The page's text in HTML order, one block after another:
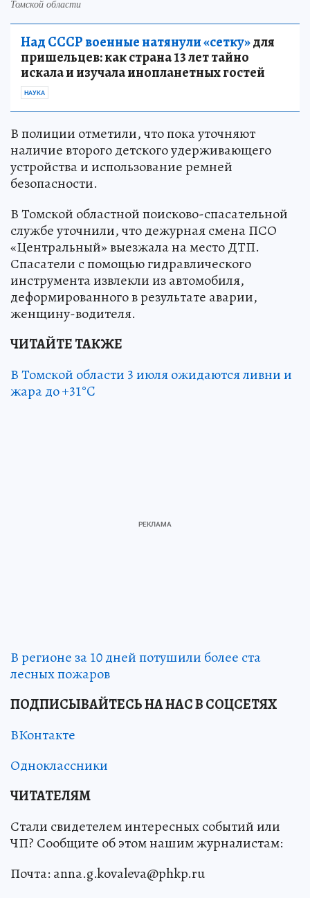
Томской области
Над СССР военные натянули «сетку»для
пришельцев: как страна 13 лет тайно
искала и изучала инопланетных гостей
НАУКА
В полиции отметили, что пока уточняют
наличие второго детского удерживающего
устройства и использование ремней
безопасности.
В Томской областной поисково-спасательной
службе уточнили, что дежурная смена ПСО
«Центральный» выезжала на место ДТП.
Спасатели с помощью гидравлического
инструмента извлекли из автомобиля,
деформированного в результате аварии,
женщину-водителя.
ЧИТАЙТЕ ТАКЖЕ
В Томской области 3 июля ожидаются ливни и
жара до +31°C
В регионе за 10 дней потушили более ста
лесных пожаров
ПОДПИСЫВАЙТЕСЬ НА НАС В СОЦСЕТЯХ
ВКонтакте
Одноклассники
ЧИТАТЕЛЯМ
Стали свидетелем интересных событий или
ЧП? Сообщите об этом нашим журналистам:
Почта: anna.g.kovaleva@phkp.ru